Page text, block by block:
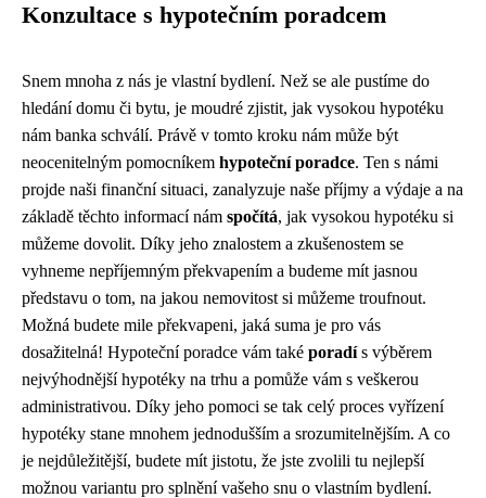
Konzultace s hypotečním poradcem
Snem mnoha z nás je vlastní bydlení. Než se ale pustíme do
hledání domu či bytu, je moudré zjistit, jak vysokou hypotéku
nám banka schválí. Právě v tomto kroku nám může být
neocenitelným pomocníkem hypoteční poradce. Ten s námi
projde naši finanční situaci, zanalyzuje naše příjmy a výdaje a na
základě těchto informací nám spočítá, jak vysokou hypotéku si
můžeme dovolit. Díky jeho znalostem a zkušenostem se
vyhneme nepříjemným překvapením a budeme mít jasnou
představu o tom, na jakou nemovitost si můžeme troufnout.
Možná budete mile překvapeni, jaká suma je pro vás
dosažitelná! Hypoteční poradce vám také poradís výběrem
nejvýhodnější hypotéky na trhu a pomůže vám s veškerou
administrativou. Díky jeho pomoci se tak celý proces vyřízení
hypotéky stane mnohem jednodušším a srozumitelnějším. A co
je nejdůležitější, budete mít jistotu, že jste zvolili tu nejlepší
možnou variantu pro splnění vašeho snu o vlastním bydlení.